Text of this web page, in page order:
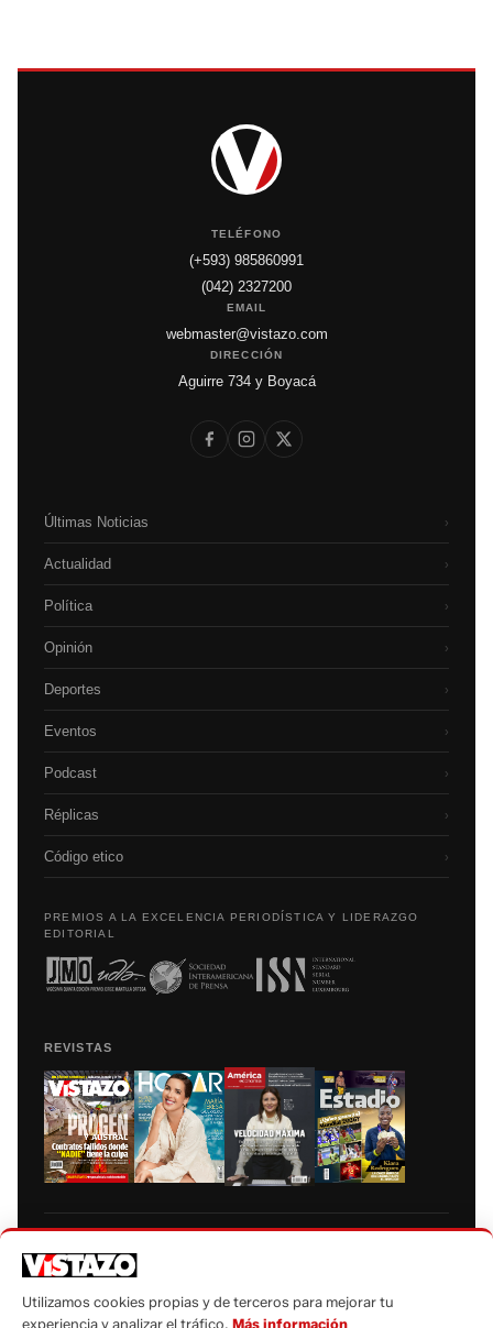
TELÉFONO
(+593) 985860991
(042) 2327200
EMAIL
webmaster@vistazo.com
DIRECCIÓN
Aguirre 734 y Boyacá
Últimas Noticias ›
Actualidad ›
Política ›
Opinión ›
Deportes ›
Eventos ›
Podcast ›
Réplicas ›
Código etico ›
PREMIOS A LA EXCELENCIA PERIODÍSTICA Y LIDERAZGO
EDITORIAL
REVISTAS
autorización escrita de su titular, de todos los contenidos de Vistazo.com.
Utilizamos cookies propias y de terceros para mejorar tu
experiencia y analizar el tráfico. Más información